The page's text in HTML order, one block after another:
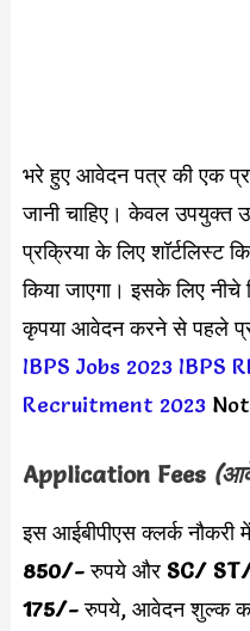
भरे हुए आवेदन पत्र की एक
जानी चाहिए। केवल उपयुक्त
प्रक्रिया के लिए शॉर्टलिस्ट
किया जाएगा। इसके लिए
कृपया आवेदन करने से पहले
IBPS Jobs 2023 IBPS
Recruitment 2023
Application Fees
इस आईबीपीएस क्लर्क नौकरी
850/-रुपये औरSC/
175/-रुपये, आवेदन शुल्क